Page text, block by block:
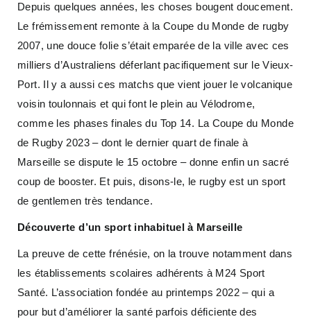
Depuis quelques années, les choses bougent doucement.
Le frémissement remonte à la Coupe du Monde de rugby
2007, une douce folie s’était emparée de la ville avec ces
milliers d’Australiens déferlant pacifiquement sur le Vieux-
Port. Il y a aussi ces matchs que vient jouer le volcanique
voisin toulonnais et qui font le plein au Vélodrome,
comme les phases finales du Top 14. La Coupe du Monde
de Rugby 2023 – dont le dernier quart de finale à
Marseille se dispute le 15 octobre – donne enfin un sacré
coup de booster. Et puis, disons-le, le rugby est un sport
de gentlemen très tendance.
Découverte d’un sport inhabituel à Marseille
La preuve de cette frénésie, on la trouve notamment dans
les établissements scolaires adhérents à M24 Sport
Santé. L’association fondée au printemps 2022 – qui a
pour but d’améliorer la santé parfois déficiente des